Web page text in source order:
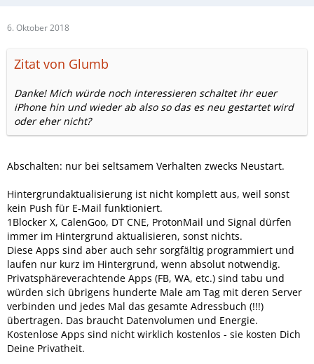
6. Oktober 2018
Zitat von Glumb
Danke! Mich würde noch interessieren schaltet ihr euer
iPhone hin und wieder ab also so das es neu gestartet wird
oder eher nicht?
Abschalten: nur bei seltsamem Verhalten zwecks Neustart.
Hintergrundaktualisierung ist nicht komplett aus, weil sonst
kein Push für E-Mail funktioniert.
1Blocker X, CalenGoo, DT CNE, ProtonMail und Signal dürfen
immer im Hintergrund aktualisieren, sonst nichts.
Diese Apps sind aber auch sehr sorgfältig programmiert und
laufen nur kurz im Hintergrund, wenn absolut notwendig.
Privatsphäreverachtende Apps (FB, WA, etc.) sind tabu und
würden sich übrigens hunderte Male am Tag mit deren Server
verbinden und jedes Mal das gesamte Adressbuch (!!!)
übertragen. Das braucht Datenvolumen und Energie.
Kostenlose Apps sind nicht wirklich kostenlos - sie kosten Dich
Deine Privatheit.